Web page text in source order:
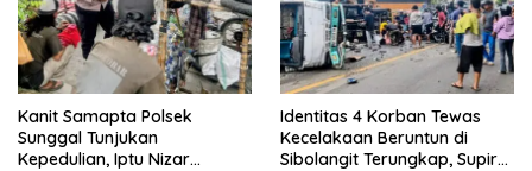
Kanit Samapta Polsek
Sunggal Tunjukan
Kepedulian, Iptu Nizar
Identitas 4 Korban Tewas
Kecelakaan Beruntun di
Sibolangit Terungkap, Supir